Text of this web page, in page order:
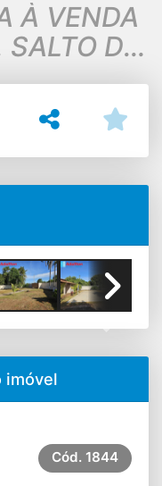
À VENDA
SALTO DO
imóvel
Cód. 1844